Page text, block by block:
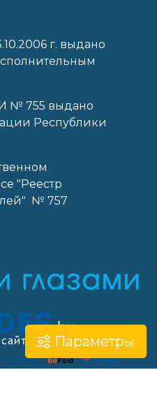
Параметры
г. выдано
№ 755 выдано
Республики
"Реестр
№ 757